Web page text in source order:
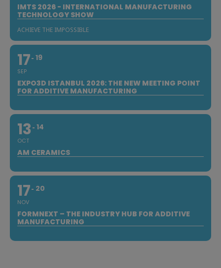
IMTS 2026 - INTERNATIONAL MANUFACTURING
TECHNOLOGY SHOW
ACHIEVE THE IMPOSSIBLE
17
SEP
19
EXPO3D ISTANBUL 2026: THE NEW MEETING POINT
FOR ADDITIVE MANUFACTURING
13
OCT
14
AM CERAMICS
17
NOV
20
FORMNEXT – THE INDUSTRY HUB FOR ADDITIVE
MANUFACTURING